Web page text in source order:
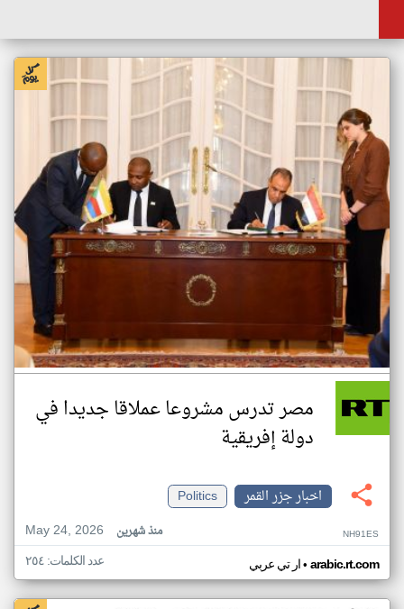
مصر تدرس مشروعا عملاقا جديدا في
دولة إفريقية
اخبار جزر القمر
Politics
May 24, 2026
منذ شهرين NH91ES
ار تي عربي• arabic.rt.com عدد الكلمات: ٢٥٤